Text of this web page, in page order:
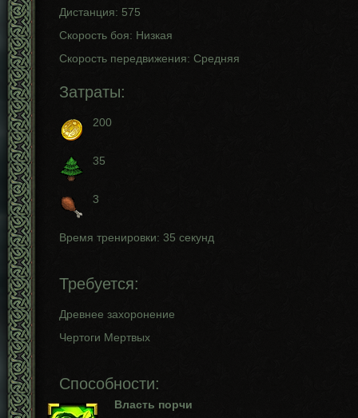
Дистанция: 575
Скорость боя: Низкая
Скорость передвижения: Средняя
Затраты:
200
35
3
Время тренировки: 35 секунд
Требуется:
Древнее захоронение
Чертоги Мертвых
Способности:
Власть порчи